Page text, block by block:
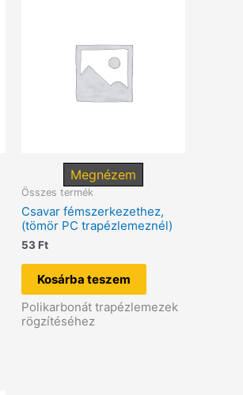
Megnézem
Összes termék
Csavar fémszerkezethez,
(tömör PC trapézlemeznél)
53Ft
Kosárba teszem
Polikarbonát trapézlemezek
rögzítéséhez